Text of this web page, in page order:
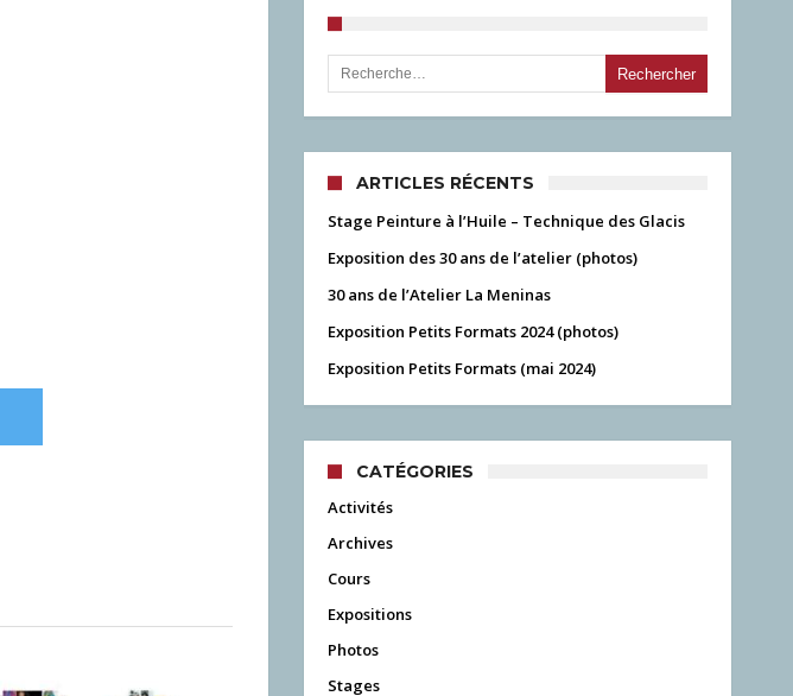
Rechercher :
ARTICLES RÉCENTS
Stage Peinture à l’Huile – Technique des Glacis
Exposition des 30 ans de l’atelier (photos)
30 ans de l’Atelier La Meninas
Exposition Petits Formats 2024 (photos)
Exposition Petits Formats (mai 2024)
CATÉGORIES
Activités
Archives
Cours
Expositions
Photos
Stages